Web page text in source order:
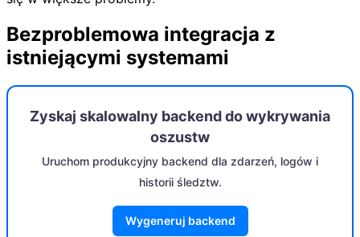
Bezproblemowa integracja z
istniejącymi systemami
Zyskaj skalowalny backend do wykrywania
oszustw
Uruchom produkcyjny backend dla zdarzeń, logów i
historii śledztw.
Wygeneruj backend